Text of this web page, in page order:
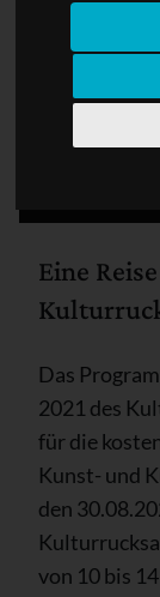
Eine
Das
2021 des
für die
Kunst- und
den
von 10 bis